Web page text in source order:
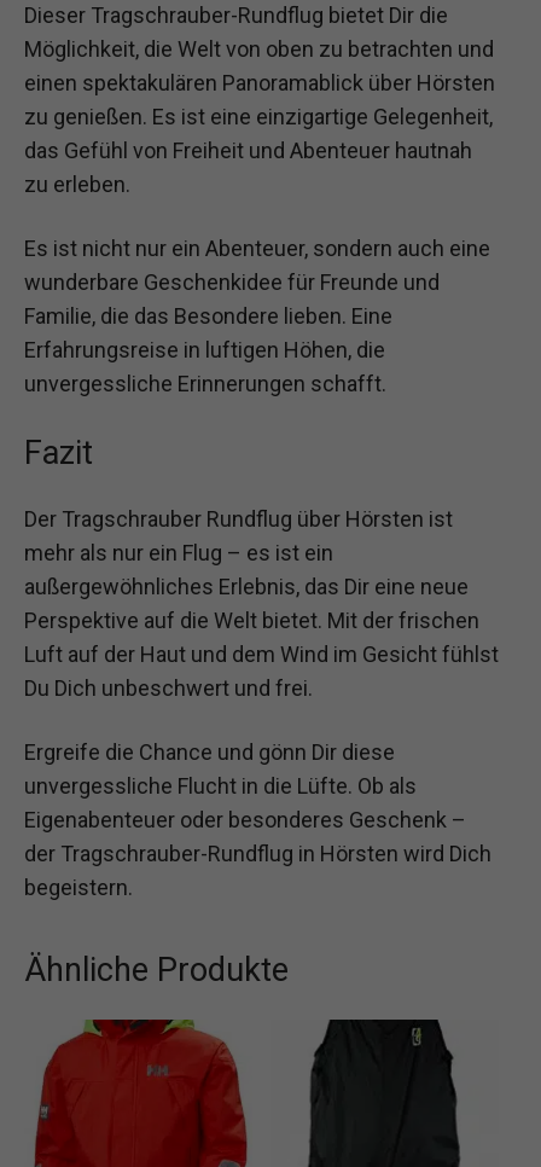
Dieser Tragschrauber-Rundflug bietet Dir die
Möglichkeit, die Welt von oben zu betrachten und
einen spektakulären Panoramablick über Hörsten
zu genießen. Es ist eine einzigartige Gelegenheit,
das Gefühl von Freiheit und Abenteuer hautnah
zu erleben.
Es ist nicht nur ein Abenteuer, sondern auch eine
wunderbare Geschenkidee für Freunde und
Familie, die das Besondere lieben. Eine
Erfahrungsreise in luftigen Höhen, die
unvergessliche Erinnerungen schafft.
Fazit
Der Tragschrauber Rundflug über Hörsten ist
mehr als nur ein Flug – es ist ein
außergewöhnliches Erlebnis, das Dir eine neue
Perspektive auf die Welt bietet. Mit der frischen
Luft auf der Haut und dem Wind im Gesicht fühlst
Du Dich unbeschwert und frei.
Ergreife die Chance und gönn Dir diese
unvergessliche Flucht in die Lüfte. Ob als
Eigenabenteuer oder besonderes Geschenk –
der Tragschrauber-Rundflug in Hörsten wird Dich
begeistern.
Ähnliche Produkte